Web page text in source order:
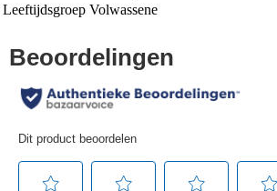
Leeftijdsgroep Volwassene